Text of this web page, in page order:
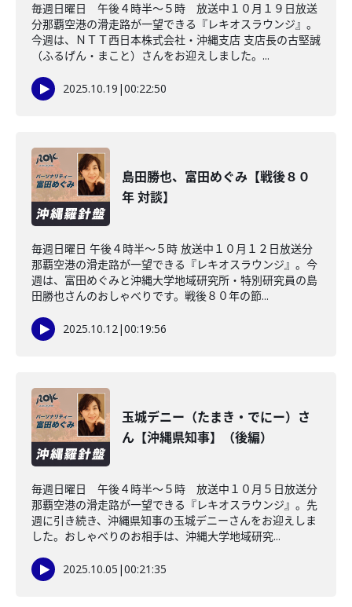
毎週日曜日 午後４時半～５時 放送中１０月１９日放送
分那覇空港の滑走路が一望できる『レキオスラウンジ』。
今週は、ＮＴＴ西日本株式会社・沖縄支店 支店長の古堅誠
（ふるげん・まこと）さんをお迎えしました。...
2025.10.19 |00:22:50
島田勝也、富田めぐみ【戦後８０
年 対談】
毎週日曜日 午後４時半～５時 放送中１０月１２日放送分
那覇空港の滑走路が一望できる『レキオスラウンジ』。今
週は、富田めぐみと沖縄大学地域研究所・特別研究員の島
田勝也さんのおしゃべりです。戦後８０年の節...
2025.10.12|00:19:56
玉城デニー（たまき・でにー）さ
ん【沖縄県知事】（後編）
毎週日曜日 午後４時半～５時 放送中１０月５日放送分
那覇空港の滑走路が一望できる『レキオスラウンジ』。先
週に引き続き、沖縄県知事の玉城デニーさんをお迎えしま
した。おしゃべりのお相手は、沖縄大学地域研究...
2025.10.05 |00:21:35